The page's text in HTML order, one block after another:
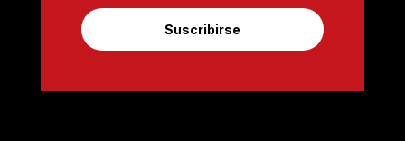
Suscribirse